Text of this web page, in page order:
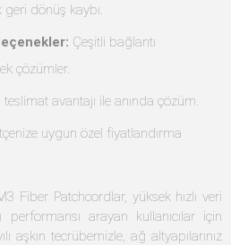
dönüş kaybı.
Çeşitli bağlantı
çözümler.
teslimat avantajı ile anında çözüm.
uygun özel fiyatlandırma
Fiber Patchcordlar, yüksek hızlı veri
arayan kullanıcılar için
aşkın tecrübemizle, ağ altyapılarınız